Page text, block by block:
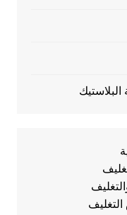
البلاستيك